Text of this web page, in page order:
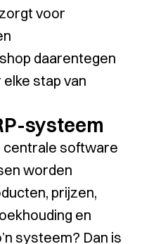
voor
daarentegen
stap van
systeem
centrale software
worden
prijzen,
en
systeem? Dan is